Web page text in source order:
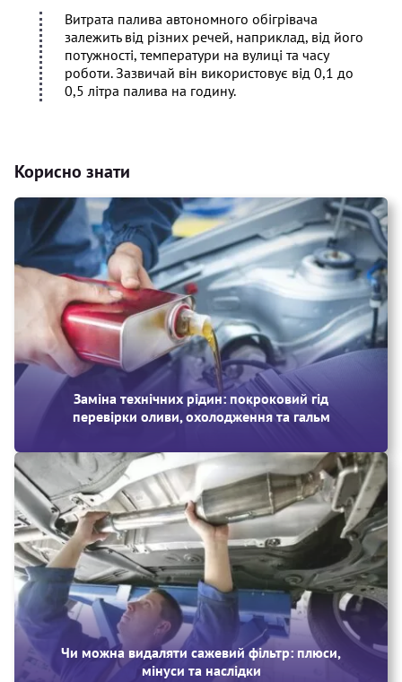
Витрата палива автономного обігрівача
залежить від різних речей, наприклад, від його
потужності, температури на вулиці та часу
роботи. Зазвичай він використовує від 0,1 до
0,5 літра палива на годину.
Корисно знати
Заміна технічних рідин: покроковий гід
перевірки оливи, охолодження та гальм
Чи можна видаляти сажевий фільтр: плюси,
мінуси та наслідки